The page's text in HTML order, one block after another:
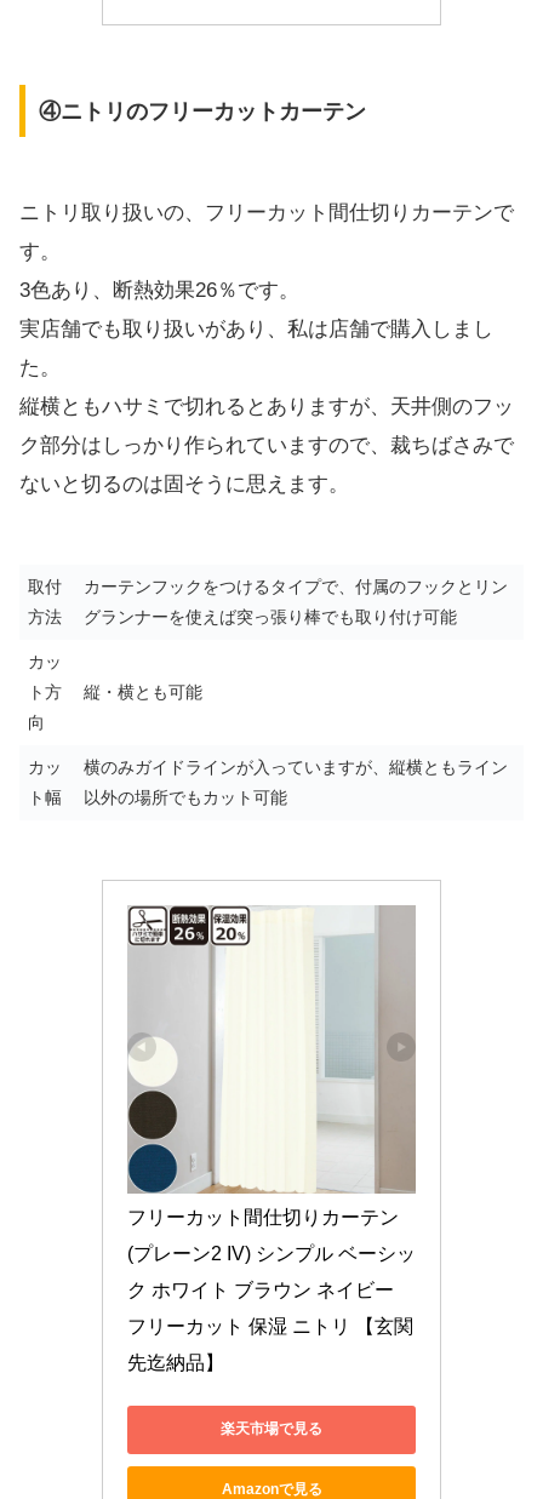
④ニトリのフリーカットカーテン
ニトリ取り扱いの、フリーカット間仕切りカーテンで
す。
3色あり、断熱効果26％です。
実店舗でも取り扱いがあり、私は店舗で購入しまし
た。
縦横ともハサミで切れるとありますが、天井側のフッ
ク部分はしっかり作られていますので、裁ちばさみで
ないと切るのは固そうに思えます。
取付
方法
カーテンフックをつけるタイプで、付属のフックとリン
グランナーを使えば突っ張り棒でも取り付け可能
カッ
ト方
向
縦・横とも可能
カッ
ト幅
横のみガイドラインが入っていますが、縦横ともライン
以外の場所でもカット可能
フリーカット間仕切りカーテン
(プレーン2 IV) シンプル ベーシッ
ク ホワイト ブラウン ネイビー
フリーカット 保湿 ニトリ 【玄関
先迄納品】
楽天市場で見る
Amazonで見る